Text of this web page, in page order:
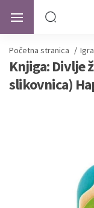
Početna stranica /
Knjiga: Divlje
slikovnica)